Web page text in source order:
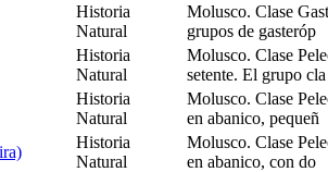
Historia
Natural
Molusco. Clase
grupos de gasteróp
Historia
Natural
Molusco. Clase
setente. El grupo cla
Historia
Natural
Molusco. Clase
en abanico, pequeñ
Historia
Natural
Molusco. Clase
en abanico, con do